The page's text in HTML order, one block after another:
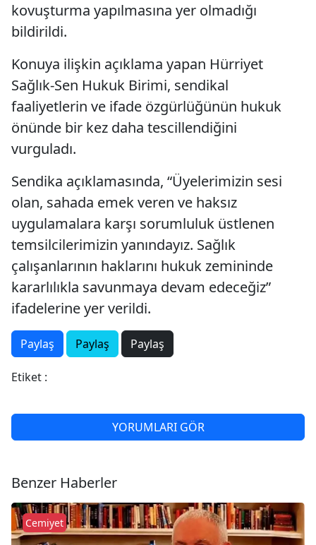
kovuşturma yapılmasına yer olmadığı
bildirildi.
Konuya ilişkin açıklama yapan Hürriyet
Sağlık-Sen Hukuk Birimi, sendikal
faaliyetlerin ve ifade özgürlüğünün hukuk
önünde bir kez daha tescillendiğini
vurguladı.
Sendika açıklamasında, “Üyelerimizin sesi
olan, sahada emek veren ve haksız
uygulamalara karşı sorumluluk üstlenen
temsilcilerimizin yanındayız. Sağlık
çalışanlarının haklarını hukuk zemininde
kararlılıkla savunmaya devam edeceğiz”
ifadelerine yer verildi.
Paylaş Paylaş Paylaş
Etiket :
YORUMLARI GÖR
Benzer Haberler
Cemiyet